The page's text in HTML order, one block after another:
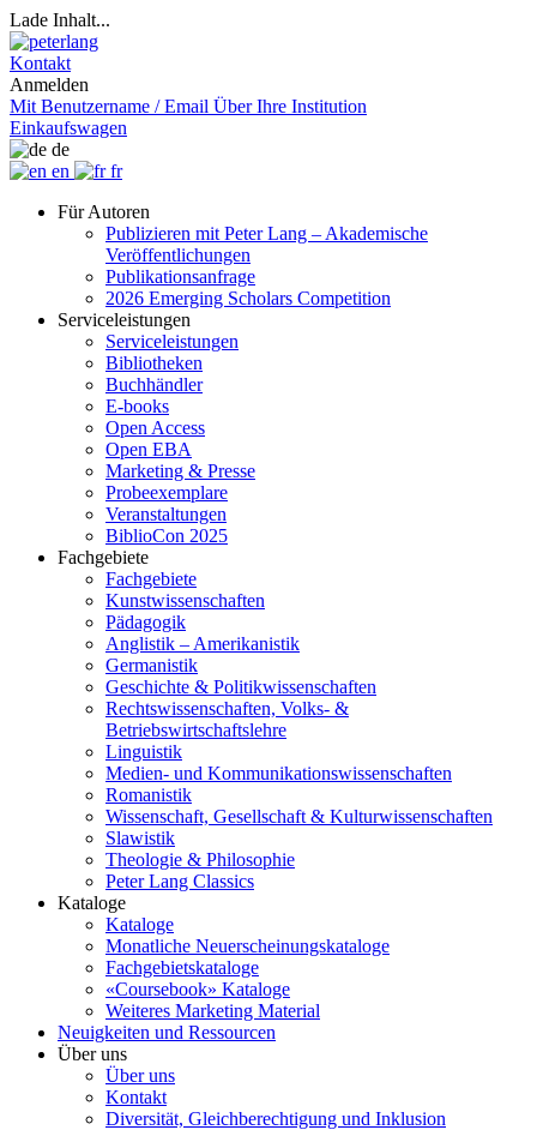
Lade Inhalt...
Kontakt
Anmelden
Mit Benutzername / Email Über Ihre Institution
Einkaufswagen
de
en
fr
Für Autoren
Publizieren mit Peter Lang – Akademische
Veröffentlichungen
Publikationsanfrage
2026 Emerging Scholars Competition
Serviceleistungen
Serviceleistungen
Bibliotheken
Buchhändler
E-books
Open Access
Open EBA
Marketing & Presse
Probeexemplare
Veranstaltungen
BiblioCon 2025
Fachgebiete
Fachgebiete
Kunstwissenschaften
Pädagogik
Anglistik – Amerikanistik
Germanistik
Geschichte & Politikwissenschaften
Rechtswissenschaften, Volks- &
Betriebswirtschaftslehre
Linguistik
Medien- und Kommunikationswissenschaften
Romanistik
Wissenschaft, Gesellschaft & Kulturwissenschaften
Slawistik
Theologie & Philosophie
Peter Lang Classics
Kataloge
Kataloge
Monatliche Neuerscheinungskataloge
Fachgebietskataloge
«Coursebook» Kataloge
Weiteres Marketing Material
Neuigkeiten und Ressourcen
Über uns
Über uns
Kontakt
Diversität, Gleichberechtigung und Inklusion